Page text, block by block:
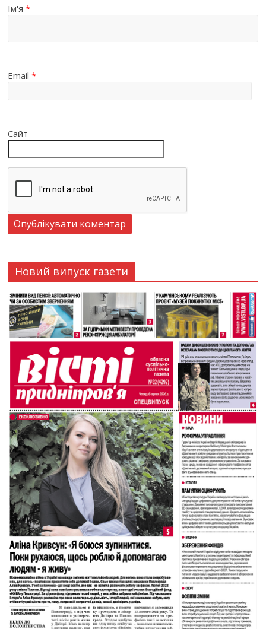
Ім'я*
Email*
Сайт
Новий випуск газети